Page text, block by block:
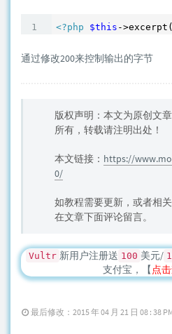
<?php $this ->excerpt(
通过修改200来控制输出的字节
版权声明：本文为原创文
所有，转载请注明出处！
本文链接： https://
0/
如教程需要更新，或者相
在文章下面评论留言。
Vultr 新用户注册送 100 美元/
支付宝，【 点
最后修改：2015 年 04 月 21 日 08 : 38